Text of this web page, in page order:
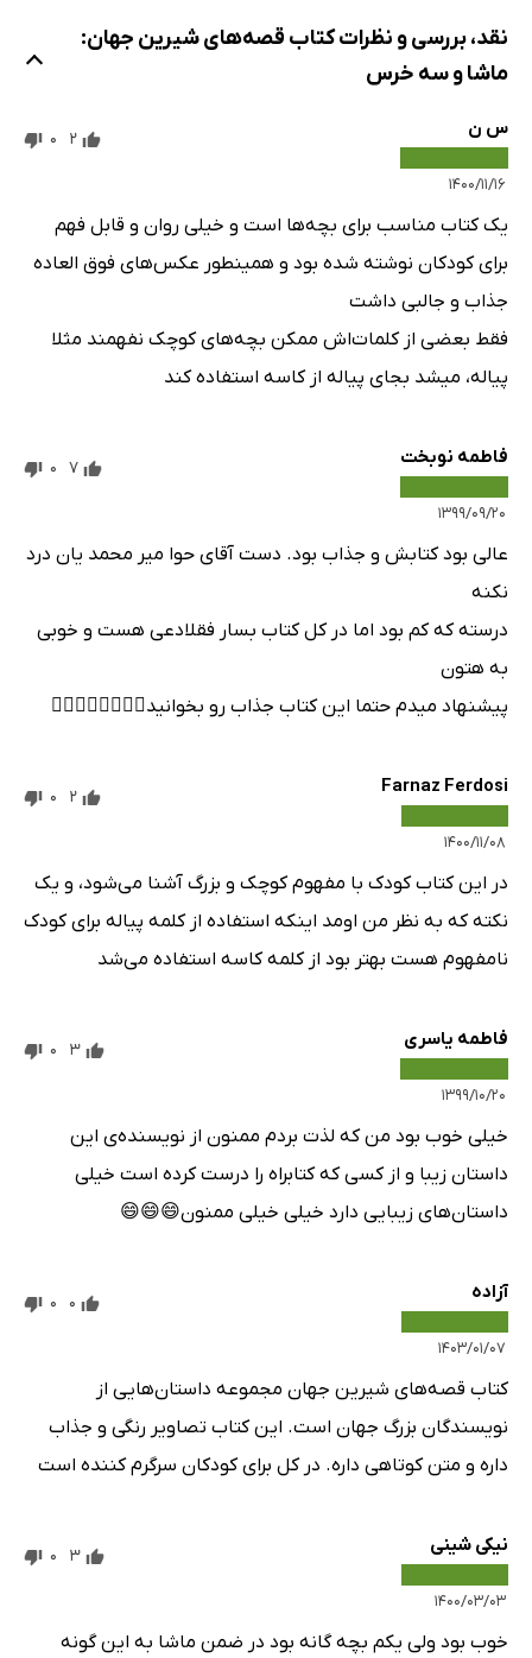
نقد، بررسی و نظرات کتاب قصه‌های شیرین جهان:
ماشا و سه خرس
س ن
۱۴۰۰/۱۱/۱۶
2
0
یک کتاب مناسب برای بچه‌ها است و خیلی روان و قابل فهم
برای کودکان نوشته شده بود و همینطور عکس‌های فوق العاده
جذاب و جالبی داشت
فقط بعضی از کلمات‌اش ممکن بچه‌های کوچک نفهمند مثلا
پیاله، میشد بجای پیاله از کاسه استفاده کند
فاطمه نوبخت
۱۳۹۹/۰۹/۲۰
7
0
عالی بود کتابش و جذاب بود. دست آقای حوا میر محمد یان درد
نکنه
درسته که کم بود اما در کل کتاب بسار فقلادعی هست و خوبی
به هتون
پیشنهاد میدم حتما این کتاب جذاب رو بخوانید👍🏻👍🏻😍😍🤩🤩
Farnaz Ferdosi
۱۴۰۰/۱۱/۰۸
2
0
در این کتاب کودک با مفهوم کوچک و بزرگ آشنا می‌شود، و یک
نکته که به نظر من اومد اینکه استفاده از کلمه پیاله برای کودک
نامفهوم هست بهتر بود از کلمه کاسه استفاده می‌شد
فاطمه یاسری
۱۳۹۹/۱۰/۲۰
3
0
خیلی خوب بود من که لذت بردم ممنون از نویسنده‌ی این
داستان زیبا و از کسی که کتابراه را درست کرده است خیلی
داستان‌های زیبایی دارد خیلی خیلی ممنون😄😄😄
آزاده
۱۴۰۳/۰۱/۰۷
0
0
کتاب قصه‌های شیرین جهان مجموعه داستان‌هایی از
نویسندگان بزرگ جهان است. این کتاب تصاویر رنگی و جذاب
داره و متن کوتاهی داره. در کل برای کودکان سرگرم کننده است
نیکی شینی
۱۴۰۰/۰۳/۰۳
3
0
خوب بود ولی یکم بچه گانه بود در ضمن ماشا به این گونه